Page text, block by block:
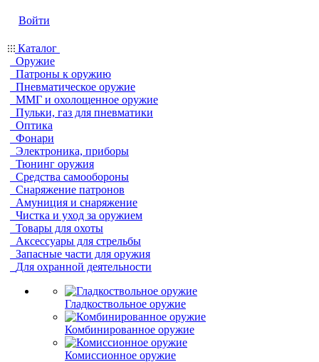
Войти
Каталог
Оружие
Патроны к оружию
Пневматическое оружие
ММГ и охолощенное оружие
Пульки, газ для пневматики
Оптика
Фонари
Электроника, приборы
Тюнинг оружия
Средства самообороны
Снаряжение патронов
Амуниция и снаряжение
Чистка и уход за оружием
Товары для охоты
Аксессуары для стрельбы
Запасные части для оружия
Для охранной деятельности
Гладкоствольное оружие
Комбинированное оружие
Комиссионное оружие